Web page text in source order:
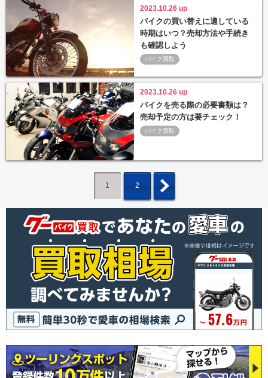
2023.10.26 up
バイクの買い替えに適している
時期はいつ？売却方法や手続き
も確認しよう
バイク買取
2023.10.26 up
バイクを売る際の必要書類は？
売却予定の方は要チェック！
バイク買取
1 2